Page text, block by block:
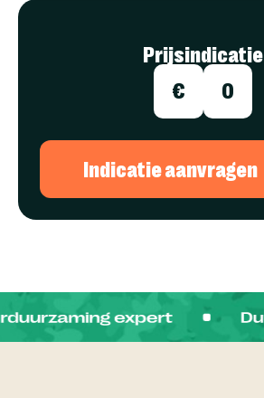
Prijsindicatie
€
0
Indicatie aanvragen